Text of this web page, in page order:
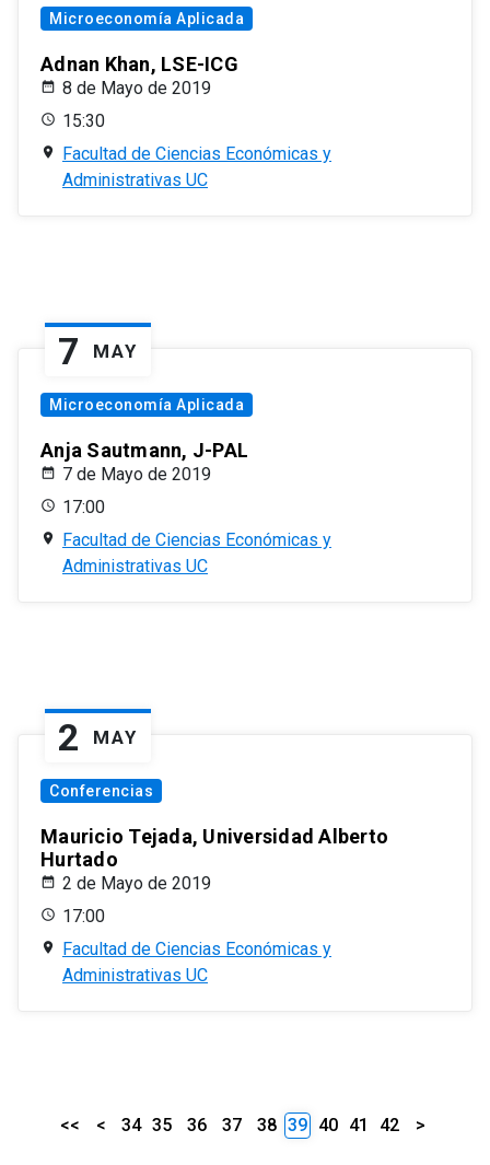
Microeconomía Aplicada
Adnan Khan, LSE-ICG
8 de Mayo de 2019
15:30
Facultad de Ciencias Económicas y
Administrativas UC
7 MAY
Microeconomía Aplicada
Anja Sautmann, J-PAL
7 de Mayo de 2019
17:00
Facultad de Ciencias Económicas y
Administrativas UC
2 MAY
Conferencias
Mauricio Tejada, Universidad Alberto
Hurtado
2 de Mayo de 2019
17:00
Facultad de Ciencias Económicas y
Administrativas UC
<< < 34 35 36 37 38 39 40 41 42 >